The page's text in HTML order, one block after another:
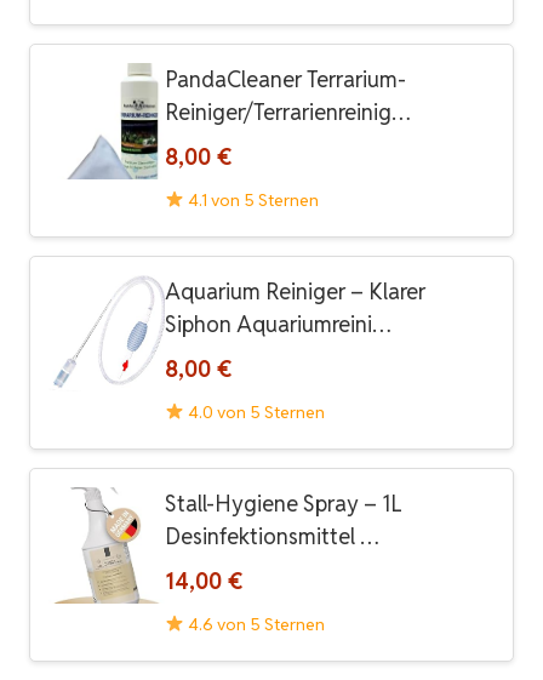
PandaCleaner Terrarium-
Reiniger/Terrarienreinig…
8,00 €
4.1 von 5 Sternen
Aquarium Reiniger – Klarer
Siphon Aquariumreini…
8,00 €
4.0 von 5 Sternen
Stall-Hygiene Spray – 1L
Desinfektionsmittel …
14,00 €
4.6 von 5 Sternen